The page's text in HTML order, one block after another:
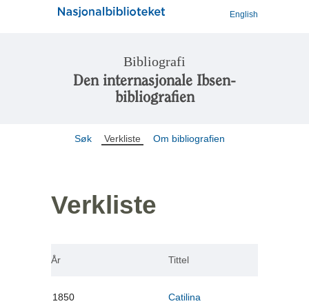
English
Bibliografi
Den internasjonale Ibsen-
bibliografien
Søk Verkliste Om bibliografien
Verkliste
År Tittel
1850 Catilina